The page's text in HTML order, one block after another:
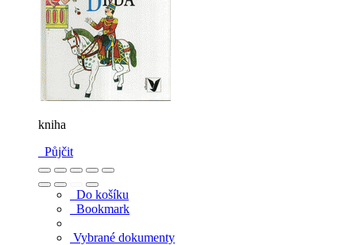
kniha
Půjčit
Do košíku
Bookmark
Vybrané dokumenty